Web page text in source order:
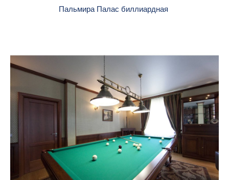
Пальмира Палас биллиардная